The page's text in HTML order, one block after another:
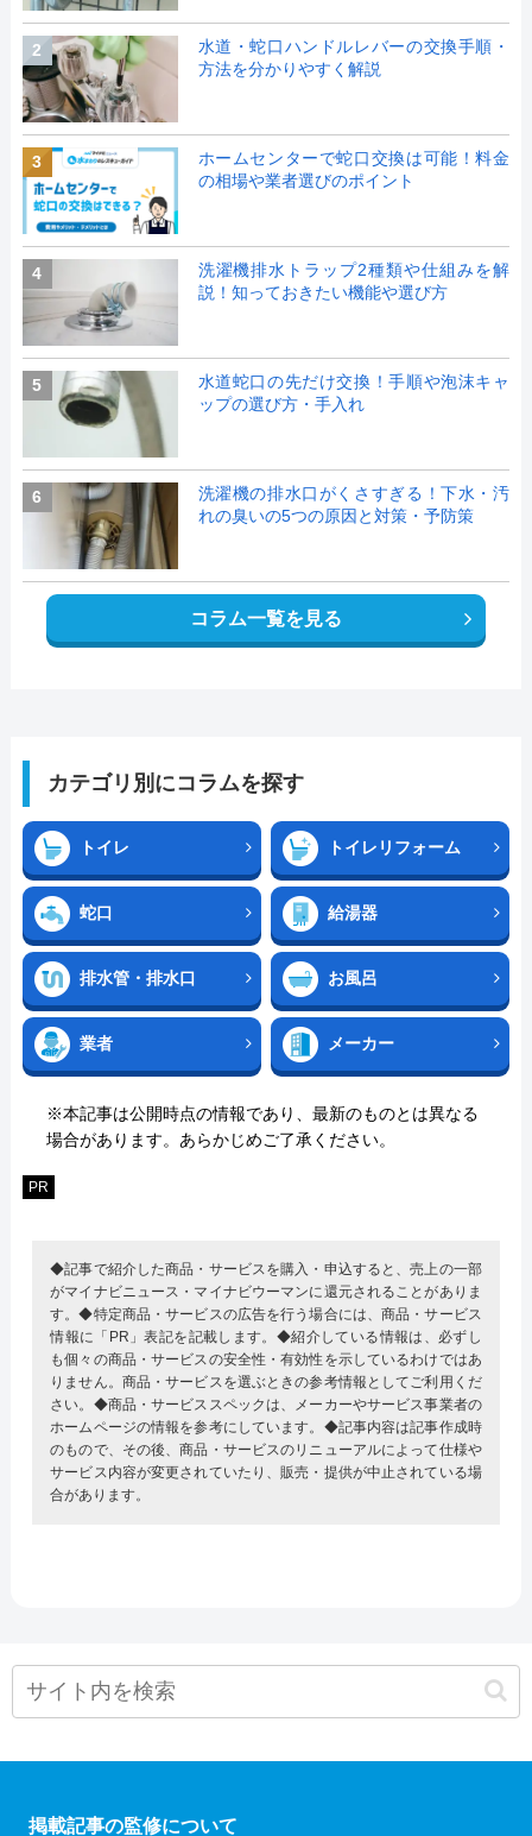
2
水道・蛇口ハンドルレバーの交換手順・
方法を分かりやすく解説
3
ホームセンターで蛇口交換は可能！料金
の相場や業者選びのポイント
4
洗濯機排水トラップ2種類や仕組みを解
説！知っておきたい機能や選び方
5
水道蛇口の先だけ交換！手順や泡沫キャ
ップの選び方・手入れ
6
洗濯機の排水口がくさすぎる！下水・汚
れの臭いの5つの原因と対策・予防策
コラム一覧を見る
カテゴリ別にコラムを探す
トイレ トイレリフォーム
蛇口 給湯器
排水管・排水口 お風呂
業者 メーカー
※本記事は公開時点の情報であり、最新のものとは異なる
場合があります。あらかじめご了承ください。
PR
◆記事で紹介した商品・サービスを購入・申込すると、売上の一部
がマイナビニュース・マイナビウーマンに還元されることがありま
す。◆特定商品・サービスの広告を行う場合には、商品・サービス
情報に「PR」表記を記載します。◆紹介している情報は、必ずし
も個々の商品・サービスの安全性・有効性を示しているわけではあ
りません。商品・サービスを選ぶときの参考情報としてご利用くだ
さい。◆商品・サービススペックは、メーカーやサービス事業者の
ホームページの情報を参考にしています。◆記事内容は記事作成時
のもので、その後、商品・サービスのリニューアルによって仕様や
サービス内容が変更されていたり、販売・提供が中止されている場
合があります。
掲載記事の監修について